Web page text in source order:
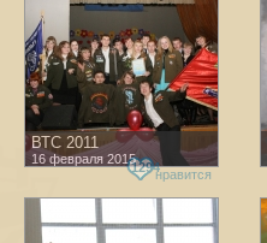
ВТС 2011
16 февраля 2015
1294нравится